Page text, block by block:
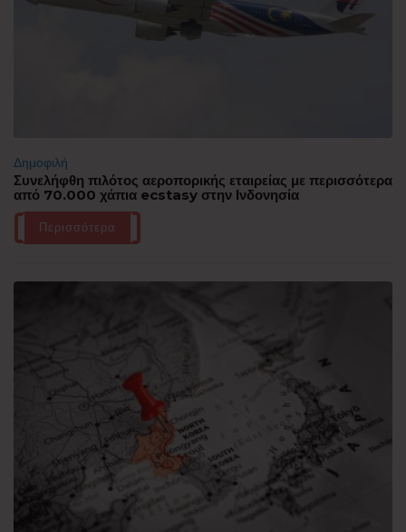
Δημοφιλή
Συνελήφθη πιλότος αεροπορικής εταιρείας με περισσότερα
από 70.000 χάπια ecstasy στην Ινδονησία
Περισσότερα